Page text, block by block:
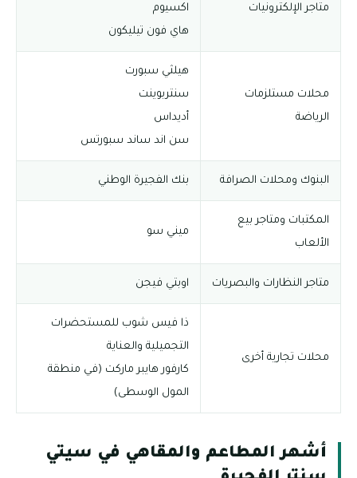
متاجر الإلكترونيات
اكسيوم
هاي فون تيليكون
محلات مستلزمات
الرياضة
هيلثي سبورت
سنتربوينت
أديداس
سن اند ساند سبورتس
البنوك ومحلات الصرافة بنك الفجيرة الوطني
المكتبات ومتاجر بيع
الألعاب
ميني سو
متاجر النظارات والبصريات اوبتي فيجن
محلات تجارية أخرى
ذا فيس شوب للمستحضرات
التجميلية والعناية
كارفور هايبر ماركت (في منطقة
المول الوسطى)
أشهر المطاعم والمقاهي في سيتي